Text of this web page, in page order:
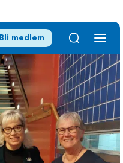
Bli medlem